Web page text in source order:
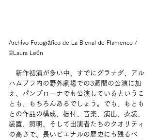
Archivo Fotográfico de La Bienal de Flamenco /
©Laura León
新作初演が多い中、すでにグラナダ、アル
ハムブラ内の野外劇場での3週間の公演に加
え、パンプローナでも公演しているというこ
とも、もちろんあるでしょう。でも、もとも
との作品の構成、振付、音楽、演出、衣装、
装置、照明、そして出演者たちのクオリティ
の高さで、長いビエナルの歴史にも残るべ